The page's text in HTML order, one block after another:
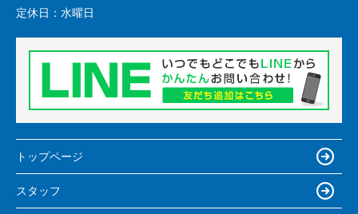
定休日： 水曜日
トップページ
スタッフ